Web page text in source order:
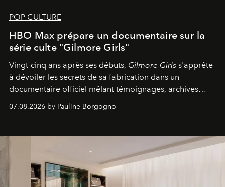
POP CULTURE
HBO Max prépare un documentaire sur la
série culte "Gilmore Girls"
Vingt-cinq ans après ses débuts, Gilmore Girls s'apprête
à dévoiler les secrets de sa fabrication dans un
documentaire officiel mêlant témoignages, archives
générationnel.
07.08.2026 by Pauline Borgogno